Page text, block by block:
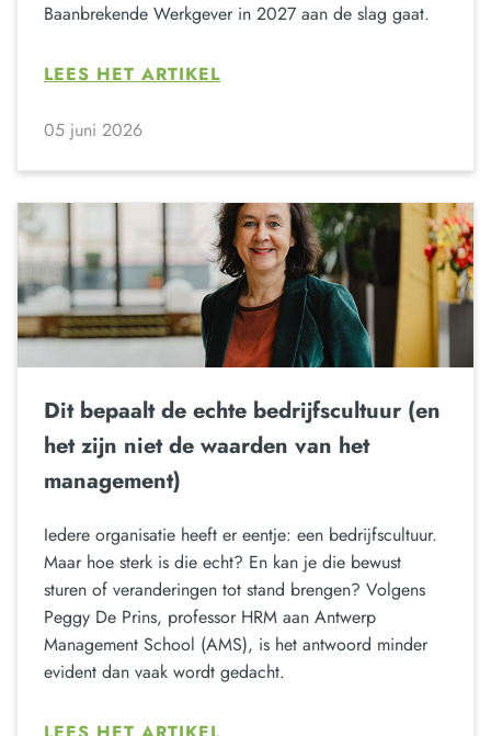
Baanbrekende Werkgever in 2027 aan de slag gaat.
LEES HET ARTIKEL
05 juni 2026
Dit bepaalt de echte bedrijfscultuur (en
het zijn niet de waarden van het
management)
Iedere organisatie heeft er eentje: een bedrijfscultuur.
Maar hoe sterk is die echt? En kan je die bewust
sturen of veranderingen tot stand brengen? Volgens
Peggy De Prins, professor HRM aan Antwerp
Management School (AMS), is het antwoord minder
evident dan vaak wordt gedacht.